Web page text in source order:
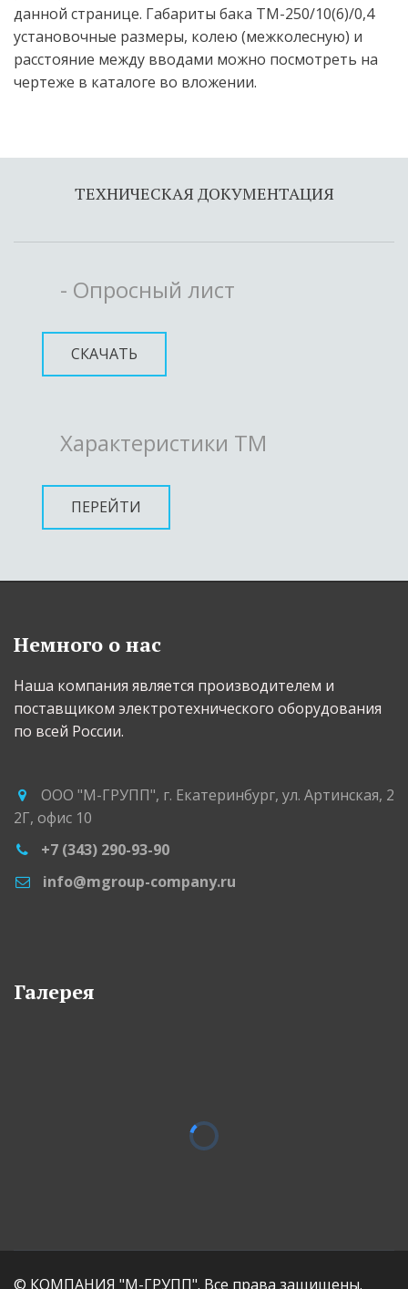
данной странице. Габариты бака ТМ-250/10(6)/0,4
установочные размеры, колею (межколесную) и
расстояние между вводами можно посмотреть на
чертеже в каталоге во вложении.
ТЕХНИЧЕСКАЯ ДОКУМЕНТАЦИЯ
- Опросный лист
СКАЧАТЬ
Характеристики ТМ
ПЕРЕЙТИ
Немного о нас
Наша компания является производителем и
поставщиком электротехнического оборудования
по всей России.
ООО "М-ГРУПП", г. Екатеринбург, ул. Артинская, 2
2Г, офис 10
+7 (343) 290-93-90
info@mgroup-company.ru
Галерея
© КОМПАНИЯ "М-ГРУПП". Все права защищены.